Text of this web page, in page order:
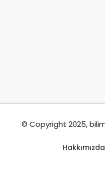
© Copyright 2025,
Hakkımızda